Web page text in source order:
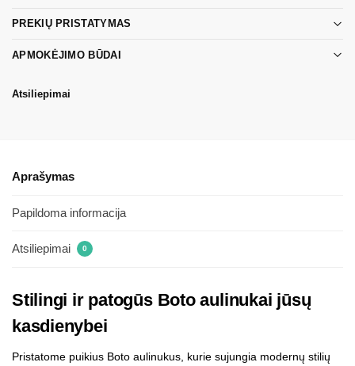
PREKIŲ PRISTATYMAS
APMOKĖJIMO BŪDAI
Atsiliepimai
Aprašymas
Papildoma informacija
Atsiliepimai 0
Stilingi ir patogūs Boto aulinukai jūsų
kasdienybei
Pristatome puikius Boto aulinukus, kurie sujungia modernų stilių